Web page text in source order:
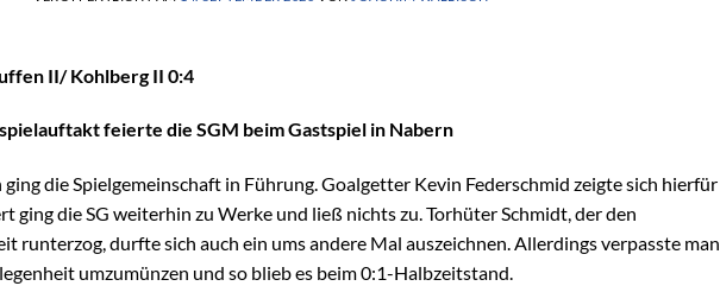
II/ Kohlberg II 0:4
feierte die SGM beim Gastspiel in Nabern
die Spielgemeinschaft in Führung. Goalgetter Kevin Federschmid zeigte sich hierfür
ging die SG weiterhin zu Werke und ließ nichts zu. Torhüter Schmidt, der den
runterzog, durfte sich auch ein ums andere Mal auszeichnen. Allerdings verpasste man
umzumünzen und so blieb es beim 0:1-Halbzeitstand.